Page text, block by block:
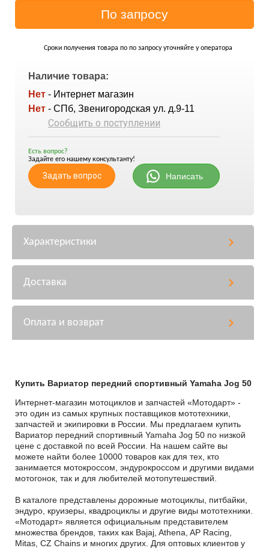
Сроки получения товара по по запросу уточняйте у оператора
Наличие товара:
Нет - Интернет магазин
Нет - СПб, Звенигородская ул. д.9-11
Сообщить о поступлении
Есть вопрос?
Задайте его нашему консультанту!
Задать вопрос Написать
Характеристики
Доставка
Оплата и возврат
Купить Вариатор передний спортивный Yamaha Jog 50
Интернет-магазин мотоциклов и запчастей «Мотодарт» -
это один из самых крупных поставщиков мототехники,
запчастей и экипировки в России. Мы предлагаем купить
Вариатор передний спортивный Yamaha Jog 50 по низкой
цене с доставкой по всей России. На нашем сайте вы
можете найти более 10000 товаров как для тех, кто
занимается мотокроссом, эндурокроссом и другими видами
мотогонок, так и для любителей мотопутешествий.
В каталоге представлены дорожные мотоциклы, питбайки,
эндуро, круизеры, квадроциклы и другие виды мототехники.
«Мотодарт» является официальным представителем
множества брендов, таких как Bajaj, Athena, AP Racing,
Mitas, CZ Chains и многих других. Для оптовых клиентов у